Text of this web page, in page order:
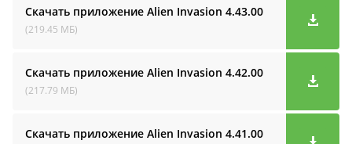
Скачать приложение Alien Invasion 4.43.00
(219.45 МБ)
Скачать приложение Alien Invasion 4.42.00
(217.79 МБ)
Скачать приложение Alien Invasion 4.41.00